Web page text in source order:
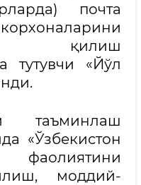
почта
қилиш
тутувчи «Йўл
таъминлаш
«Ўзбекистон
моддий-